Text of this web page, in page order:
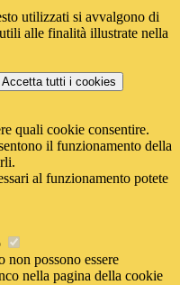
utilizzati si avvalgono di
alle finalità illustrate nella
Accetta tutti i cookies
quali cookie consentire.
il funzionamento della
al funzionamento potete
non possono essere
nella pagina della cookie